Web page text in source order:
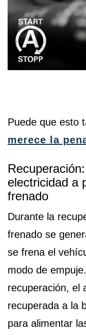
Puede que esto
merece la
electricidad a
frenado
Durante la
frenado se
se frena el
modo de
recuperación, el
recuperada a la
para alimentar